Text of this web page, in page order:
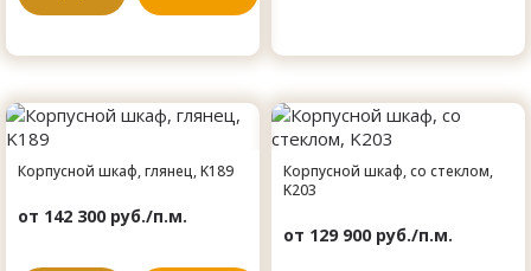
Корпусной шкаф, глянец, K189
от 142 300 руб./п.м.
Корпусной шкаф, со стеклом,
K203
от 129 900 руб./п.м.